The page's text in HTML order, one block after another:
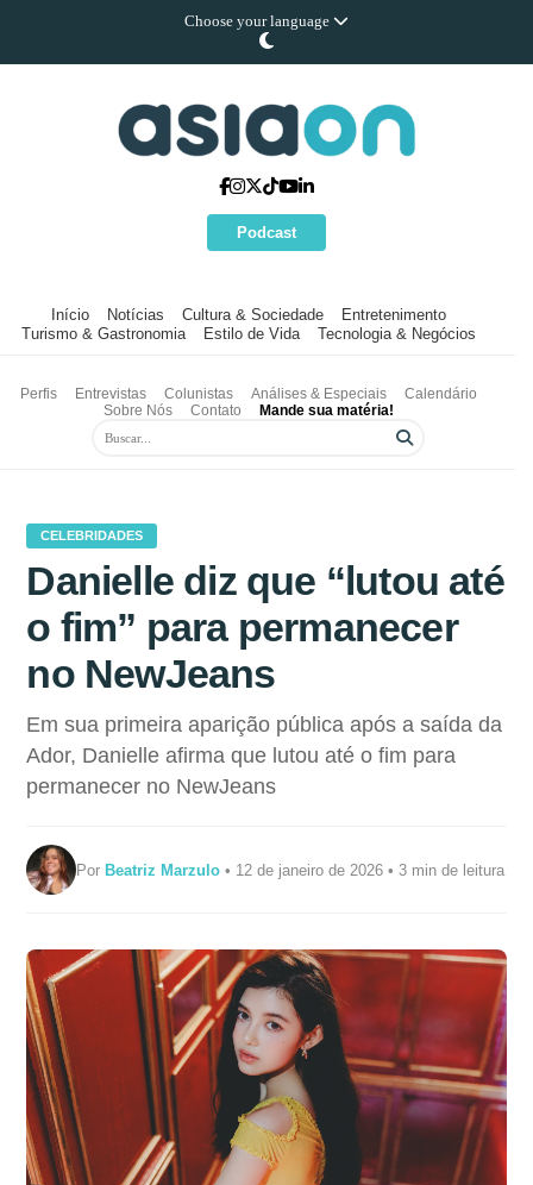
Choose your language
Podcast
Início Notícias Cultura & Sociedade
Entretenimento
Turismo & Gastronomia
Estilo de Vida Tecnologia & Negócios
Perfis Entrevistas Colunistas Análises & Especiais
Calendário
Sobre Nós
Contato Mande sua matéria!
CELEBRIDADES
Danielle diz que “lutou até
o fim” para permanecer
no NewJeans
Em sua primeira aparição pública após a saída da
Ador, Danielle afirma que lutou até o fim para
permanecer no NewJeans
PorBeatriz Marzulo • 12 de janeiro de 2026 • 3 min de leitura